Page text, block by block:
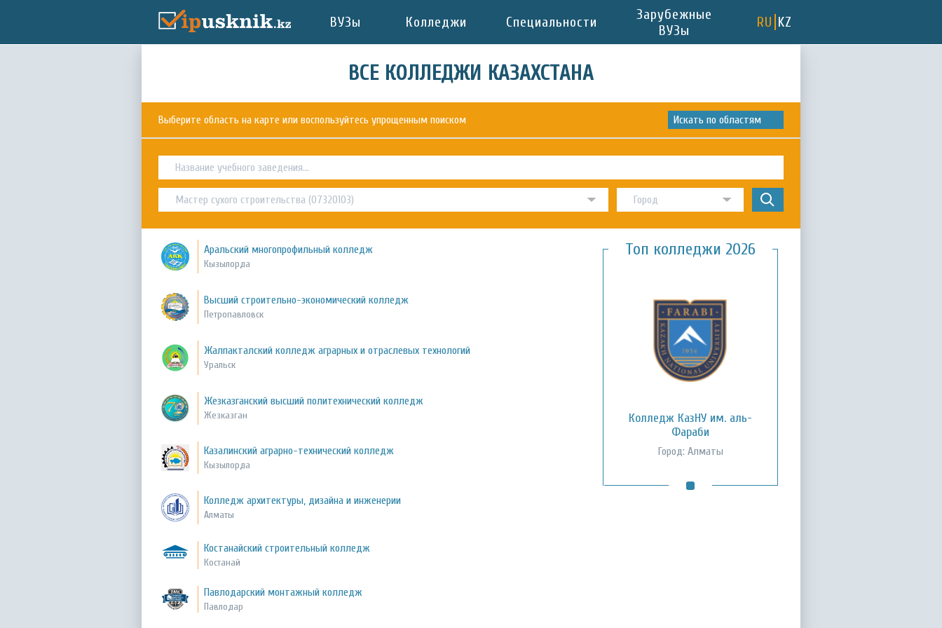
ВУЗы Колледжи Специальности
Зарубежные
ВУЗы
RU KZ
ВСЕ КОЛЛЕДЖИ КАЗАХСТАНА
Выберите область на карте или воспользуйтесь упрощенным поиском Искать по областям
Аральский многопрофильный колледж
Кызылорда
Высший строительно-экономический колледж
Петропавловск
Жалпакталский колледж аграрных и отраслевых технологий
Уральск
Жезказганский высший политехнический колледж
Жезказган
Казалинский аграрно-технический колледж
Кызылорда
Колледж архитектуры, дизайна и инженерии
Алматы
Костанайский строительный колледж
Костанай
Павлодарский монтажный колледж
Павлодар
Топ колледжи 2026
Колледж КазНУ им. аль-
Фараби
Город: Алматы